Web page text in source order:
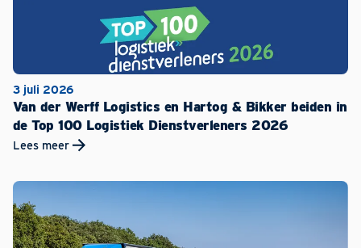
3 juli 2026
Van der Werff Logistics en Hartog & Bikker beiden in
de Top 100 Logistiek Dienstverleners 2026
Lees meer